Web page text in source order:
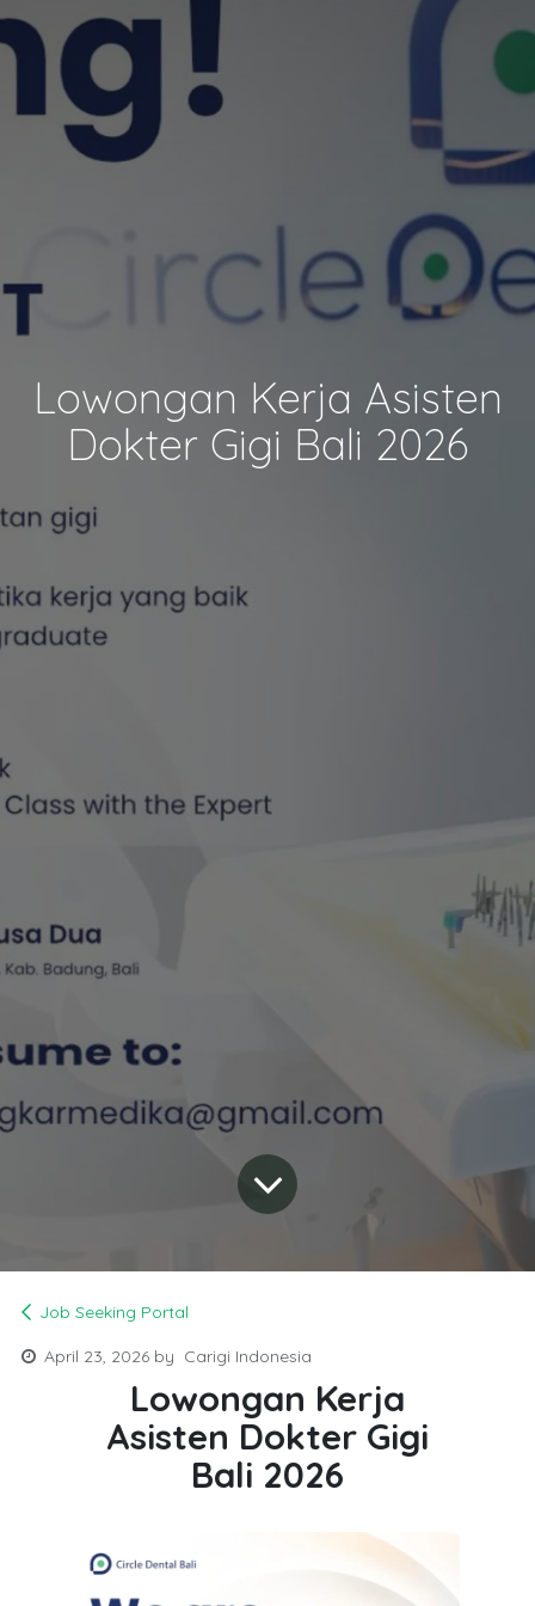
Lowongan Kerja Asisten
Dokter Gigi Bali 2026
Job Seeking Portal
April 23, 2026 by Carigi Indonesia
Lowongan Kerja
Asisten Dokter Gigi
Bali 2026